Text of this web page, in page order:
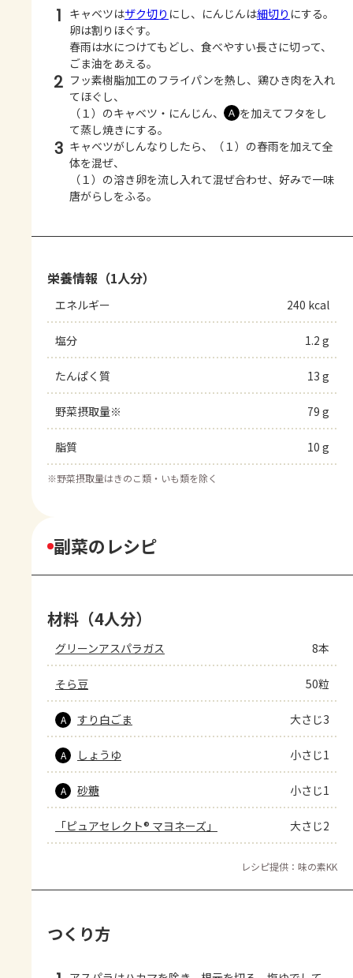
1 キャベツはザク切り にし、にんじんは細切り にする。
卵は割りほぐす。
春雨は水につけてもどし、食べやすい長さに切って、
ごま油をあえる。
2 フッ素樹脂加工のフライパンを熱し、鶏ひき肉を入れ
てほぐし、
（１）のキャベツ・にんじん、
Ａ を加えてフタをし
て蒸し焼きにする。
3 キャベツがしんなりしたら、（１）の春雨を加えて全
体を混ぜ、
（１）の溶き卵を流し入れて混ぜ合わせ、好みで一味
唐がらしをふる。
栄養情報（1人分）
エネルギー 240 kcal
塩分 1.2 g
たんぱく質 13 g
野菜摂取量※ 79 g
脂質 10 g
※野菜摂取量はきのこ類・いも類を除く
副菜のレシピ
材料（4人分）
グリーンアスパラガス 8本
そら豆 50粒
A すり白ごま 大さじ3
A しょうゆ 小さじ1
A 砂糖 小さじ1
「ピュアセレクト® マヨネーズ」 大さじ2
レシピ提供：味の素KK
つくり方